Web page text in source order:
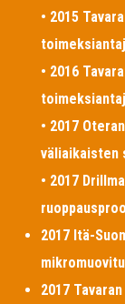
• 2015
• 2016
• 2017
• 2017
2017 Itä-
2017